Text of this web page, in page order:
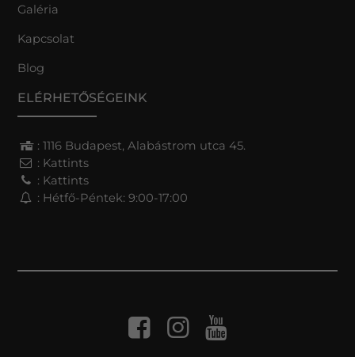
Galéria
Kapcsolat
Blog
ELÉRHETŐSÉGEINK
: 1116 Budapest, Alabástrom utca 45.
: Kattints
: Kattints
: Hétfő-Péntek: 9:00-17:00